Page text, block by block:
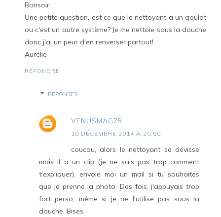
Bonsoir,
Une petite question, est ce que le nettoyant a un goulot
ou c'est un autre système? Je me nettoie sous la douche
donc j'ai un peur d'en renverser partout!
Aurélie
RÉPONDRE
RÉPONSES
VENUSMAG75
10 DÉCEMBRE 2014 À 20:50
coucou, alors le nettoyant se dévisse
mais il a un clip (je ne sais pas trop comment
t'expliquer), envoie moi un mail si tu souhaites
que je prenne la photo. Des fois, j'appuyais trop
fort perso, même si je ne l'utilise pas sous la
douche. Bises